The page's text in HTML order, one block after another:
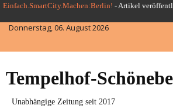
Skip
to
content
Einfach.SmartCity.Machen:Berlin! -Artikel
Donnerstag, 06. August 2026
Tempelhof-
Unabhängige Zeitung seit 2017